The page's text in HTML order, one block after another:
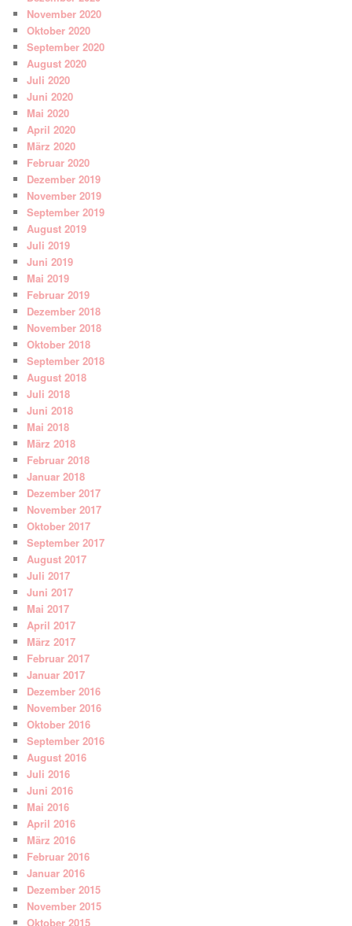
November 2020
Oktober 2020
September 2020
August 2020
Juli 2020
Juni 2020
Mai 2020
April 2020
März 2020
Februar 2020
Dezember 2019
November 2019
September 2019
August 2019
Juli 2019
Juni 2019
Mai 2019
Februar 2019
Dezember 2018
November 2018
Oktober 2018
September 2018
August 2018
Juli 2018
Juni 2018
Mai 2018
März 2018
Februar 2018
Januar 2018
Dezember 2017
November 2017
Oktober 2017
September 2017
August 2017
Juli 2017
Juni 2017
Mai 2017
April 2017
März 2017
Februar 2017
Januar 2017
Dezember 2016
November 2016
Oktober 2016
September 2016
August 2016
Juli 2016
Juni 2016
Mai 2016
April 2016
März 2016
Februar 2016
Januar 2016
Dezember 2015
November 2015
Oktober 2015